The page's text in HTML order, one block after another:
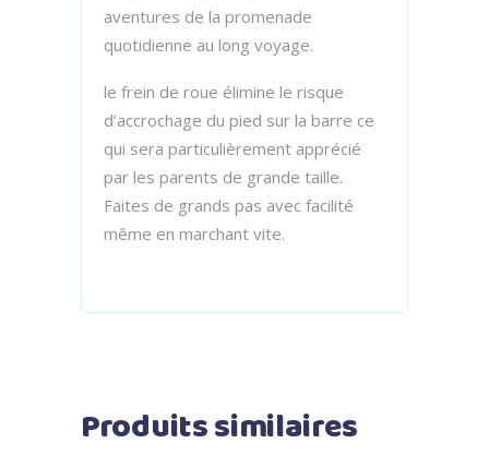
aventures de la promenade
quotidienne au long voyage.
le frein de roue élimine le risque
d’accrochage du pied sur la barre ce
qui sera particulièrement apprécié
par les parents de grande taille.
Faites de grands pas avec facilité
même en marchant vite.
Produits similaires